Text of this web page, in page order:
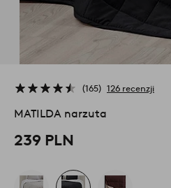
165 126 recenzji
MATILDA narzuta
239 PLN